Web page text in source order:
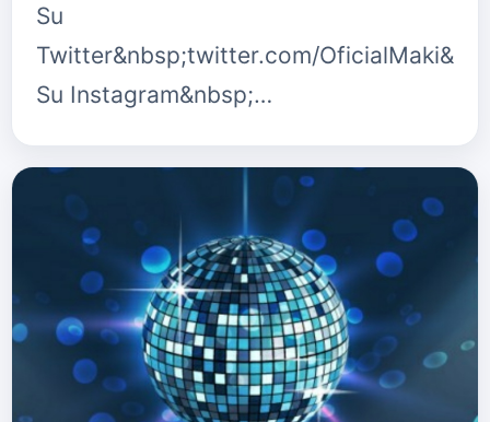
Su
Twitter&nbsp;twitter.com/
Su Instagram&nbsp;…